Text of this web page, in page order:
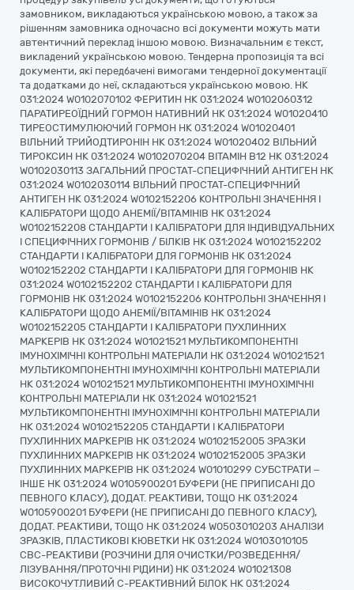
замовником, викладаються українською мовою, а також за
рішенням замовника одночасно всі документи можуть мати
автентичний переклад іншою мовою. Визначальним є текст,
викладений українською мовою. Тендерна пропозиція та всі
документи, які передбачені вимогами тендерної документації
та додатками до неї, складаються українською мовою. НК
031:2024 W0102070102 ФЕРИТИН НК 031:2024 W0102060312
ПАРАТИРЕОЇДНИЙ ГОРМОН НАТИВНИЙ НК 031:2024 W01020410
ТИРЕОСТИМУЛЮЮЧИЙ ГОРМОН НК 031:2024 W01020401
ВІЛЬНИЙ ТРИЙОДТИРОНІН НК 031:2024 W01020402 ВІЛЬНИЙ
ТИРОКСИН НК 031:2024 W0102070204 ВІТАМІН B12 НК 031:2024
W0102030113 ЗАГАЛЬНИЙ ПРОСТАТ-СПЕЦИФІЧНИЙ АНТИГЕН НК
031:2024 W0102030114 ВІЛЬНИЙ ПРОСТАТ-СПЕЦИФІЧНИЙ
АНТИГЕН НК 031:2024 W0102152206 КОНТРОЛЬНІ ЗНАЧЕННЯ І
КАЛІБРАТОРИ ЩОДО АНЕМІЇ/ВІТАМІНІВ НК 031:2024
W0102152208 СТАНДАРТИ І КАЛІБРАТОРИ ДЛЯ ІНДИВІДУАЛЬНИХ
І СПЕЦИФІЧНИХ ГОРМОНІВ / БІЛКІВ НК 031:2024 W0102152202
СТАНДАРТИ І КАЛІБРАТОРИ ДЛЯ ГОРМОНІВ НК 031:2024
W0102152202 СТАНДАРТИ І КАЛІБРАТОРИ ДЛЯ ГОРМОНІВ НК
031:2024 W0102152202 СТАНДАРТИ І КАЛІБРАТОРИ ДЛЯ
ГОРМОНІВ НК 031:2024 W0102152206 КОНТРОЛЬНІ ЗНАЧЕННЯ І
КАЛІБРАТОРИ ЩОДО АНЕМІЇ/ВІТАМІНІВ НК 031:2024
W0102152205 СТАНДАРТИ І КАЛІБРАТОРИ ПУХЛИННИХ
МАРКЕРІВ НК 031:2024 W01021521 МУЛЬТИКОМПОНЕНТНІ
ІМУНОХІМІЧНІ КОНТРОЛЬНІ МАТЕРІАЛИ НК 031:2024 W01021521
МУЛЬТИКОМПОНЕНТНІ ІМУНОХІМІЧНІ КОНТРОЛЬНІ МАТЕРІАЛИ
НК 031:2024 W01021521 МУЛЬТИКОМПОНЕНТНІ ІМУНОХІМІЧНІ
КОНТРОЛЬНІ МАТЕРІАЛИ НК 031:2024 W01021521
МУЛЬТИКОМПОНЕНТНІ ІМУНОХІМІЧНІ КОНТРОЛЬНІ МАТЕРІАЛИ
НК 031:2024 W0102152205 СТАНДАРТИ І КАЛІБРАТОРИ
ПУХЛИННИХ МАРКЕРІВ НК 031:2024 W0102152005 ЗРАЗКИ
ПУХЛИННИХ МАРКЕРІВ НК 031:2024 W0102152005 ЗРАЗКИ
ПУХЛИННИХ МАРКЕРІВ НК 031:2024 W01010299 СУБСТРАТИ –
ІНШЕ НК 031:2024 W0105900201 БУФЕРИ (НЕ ПРИПИСАНІ ДО
ПЕВНОГО КЛАСУ), ДОДАТ. РЕАКТИВИ, ТОЩО НК 031:2024
W0105900201 БУФЕРИ (НЕ ПРИПИСАНІ ДО ПЕВНОГО КЛАСУ),
ДОДАТ. РЕАКТИВИ, ТОЩО НК 031:2024 W0503010203 АНАЛІЗИ
ЗРАЗКІВ, ПЛАСТИКОВІ КЮВЕТКИ НК 031:2024 W0103010105
CBC-РЕАКТИВИ (РОЗЧИНИ ДЛЯ ОЧИСТКИ/РОЗВЕДЕННЯ/
ЛІЗУВАННЯ/ПРОТОЧНІ РІДИНИ) НК 031:2024 W01021308
ВИСОКОЧУТЛИВИЙ С-РЕАКТИВНИЙ БІЛОК НК 031:2024